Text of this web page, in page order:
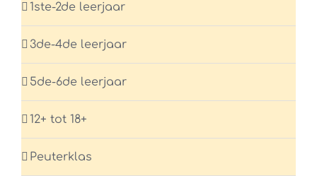
1ste-2de leerjaar
3de-4de leerjaar
5de-6de leerjaar
12+ tot 18+
Peuterklas